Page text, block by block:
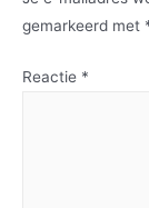
gemarkeerd met
Reactie *